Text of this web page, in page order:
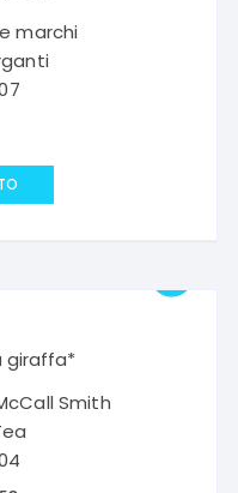
marchi
giraffa*
Smith